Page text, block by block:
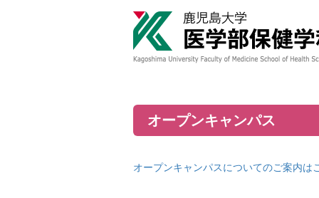
オープンキャンパス
オープンキャンパスについてのご案内は